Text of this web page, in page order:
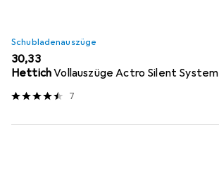
Schubladenauszüge
EUR
30,33
HettichVollauszüge Actro Silent System
7